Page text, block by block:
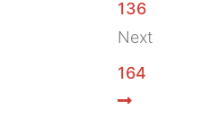
136
Next
164